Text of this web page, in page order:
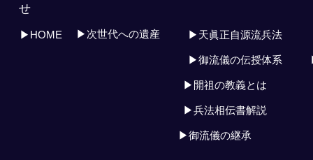
せ
▶HOME ▶次世代への遺産 ▶天眞正自源流兵法
▶御流儀の伝授体系
▶開祖の教義とは
▶兵法相伝書解説
▶御流儀の継承